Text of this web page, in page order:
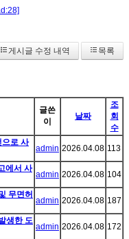
게시글 수정 내역 목록
글쓴
이
날짜
조
회
수
으로 사
admin 2026.04.08 113
에서 사
admin 2026.04.08 104
무면허
admin 2026.04.08 187
생한 도
admin 2026.04.08 172